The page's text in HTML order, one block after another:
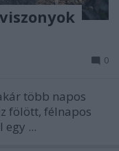
0
több napos
fölött, félnapos
...